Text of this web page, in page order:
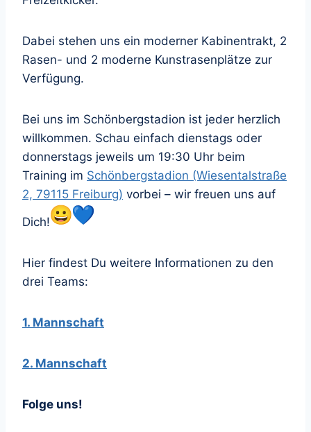
Dabei stehen uns ein moderner Kabinentrakt, 2
Rasen- und 2 moderne Kunstrasenplätze zur
Verfügung.
Bei uns im Schönbergstadion ist jeder herzlich
willkommen. Schau einfach dienstags oder
donnerstags jeweils um 19:30 Uhr beim
Training im Schönbergstadion (Wiesentalstraße
2, 79115 Freiburg) vorbei – wir freuen uns auf
Dich!
Hier findest Du weitere Informationen zu den
drei Teams:
1. Mannschaft
2. Mannschaft
Folge uns!